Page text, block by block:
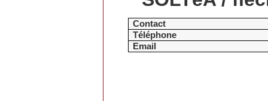
Contact
Téléphone
Email